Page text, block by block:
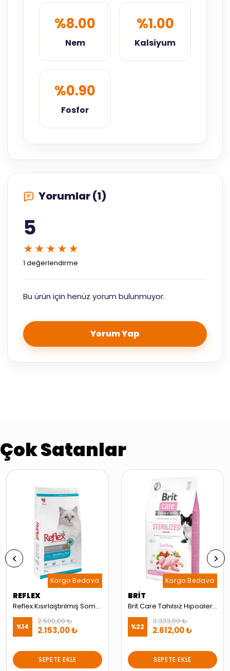
%8.00
Nem
%1.00
Kalsiyum
%0.90
Fosfor
Yorumlar (1)
5
★★★★★
1 değerlendirme
Bu ürün için henüz yorum bulunmuyor.
Yorum Yap
Çok Satanlar
Kargo Bedava
REFLEX
Reflex Kısırlaştırılmış Somonlu ve Pirinçli Kedi Maması 15kg
%14
2.500,00 ₺
2.153,00 ₺
SEPETE EKLE
Kargo Bedava
BRİT
Brit Care Tahılsız Hipoalerjenik Hassas Kediler için Tavşanlı Kısırlaştırılmış Kedi Maması 7kg
%22
3.333,00 ₺
2.612,00 ₺
SEPETE EKLE